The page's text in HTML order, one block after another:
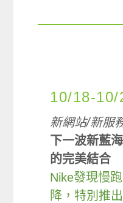
10/18-10/
新網站/新服
下一波新藍
的完美結合
Nike發現慢
降，特別推